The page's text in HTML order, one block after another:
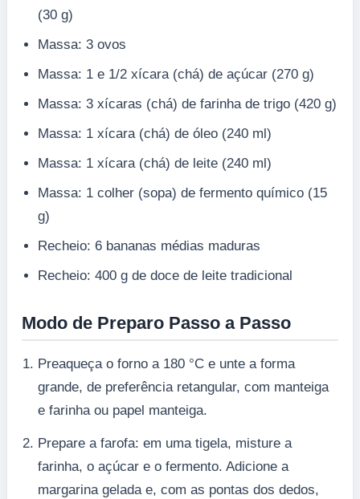
(30 g)
Massa: 3 ovos
Massa: 1 e 1/2 xícara (chá) de açúcar (270 g)
Massa: 3 xícaras (chá) de farinha de trigo (420 g)
Massa: 1 xícara (chá) de óleo (240 ml)
Massa: 1 xícara (chá) de leite (240 ml)
Massa: 1 colher (sopa) de fermento químico (15
g)
Recheio: 6 bananas médias maduras
Recheio: 400 g de doce de leite tradicional
Modo de Preparo Passo a Passo
Preaqueça o forno a 180 °C e unte a forma
grande, de preferência retangular, com manteiga
e farinha ou papel manteiga.
Prepare a farofa: em uma tigela, misture a
farinha, o açúcar e o fermento. Adicione a
margarina gelada e, com as pontas dos dedos,